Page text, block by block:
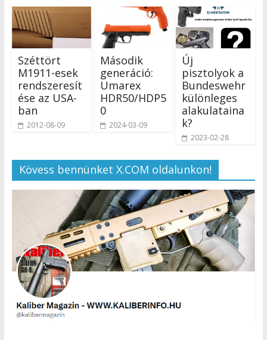
Széttört
M1911-esek
rendszeresít
ése az USA-
ban
2012-08-09
Második
generáció:
Umarex
HDR50/HDP5
0
2024-03-09
Új
pisztolyok a
Bundeswehr
különleges
alakulataina
k?
2023-02-28
Kövess bennünket X.COM oldalunkon!